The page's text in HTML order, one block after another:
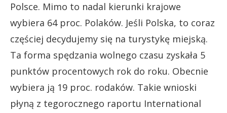
Polsce. Mimo to nadal kierunki krajowe
wybiera 64 proc. Polaków. Jeśli Polska, to coraz
częściej decydujemy się na turystykę miejską.
Ta forma spędzania wolnego czasu zyskała 5
punktów procentowych rok do roku. Obecnie
wybiera ją 19 proc. rodaków. Takie wnioski
płyną z tegorocznego raportu International